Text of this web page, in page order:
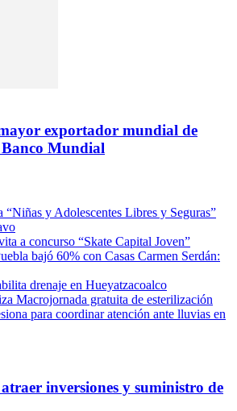
exportador mundial de
Mundial
“Niñas y Adolescentes Libres y Seguras”
a concurso “Skate Capital Joven”
bajó 60% con Casas Carmen Serdán:
drenaje en Hueyatzacoalco
Macrojornada gratuita de esterilización
para coordinar atención ante lluvias en
inversiones y suministro de